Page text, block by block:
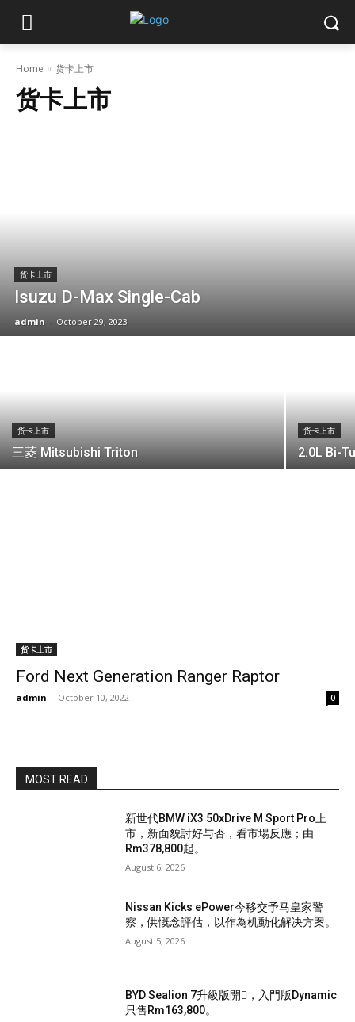
Home 货卡上市
货卡上市
货卡上市
Isuzu D-Max Single-Cab
admin - October 29, 2023
货卡上市
三菱 Mitsubishi Triton
货卡上市
2.0L Bi-
货卡上市
Ford Next Generation Ranger Raptor
admin - October 10, 2022 0
MOST READ
新世代BMW iX3 50xDrive M Sport Pro上
市，新面貌討好与否，看市場反應；由
Rm378,800起。
August 6, 2026
Nissan Kicks ePower今移交予马皇家警
察，供慨念評估，以作為机動化解决方案。
August 5, 2026
BYD Sealion 7升級版開𧷗，入門版Dynamic
只售Rm163,800。